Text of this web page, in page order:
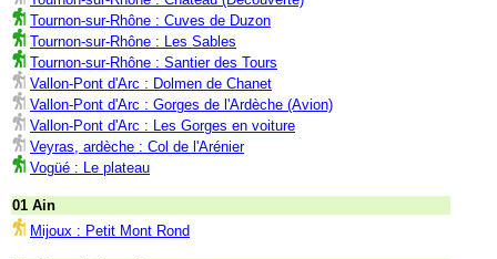
Tournon-sur-Rhône : Cuves de Duzon
Tournon-sur-Rhône : Les Sables
Tournon-sur-Rhône : Santier des Tours
Vallon-Pont d'Arc : Dolmen de Chanet
Vallon-Pont d'Arc : Gorges de l'Ardèche (Avion)
Vallon-Pont d'Arc : Les Gorges en voiture
Veyras, ardèche : Col de l'Arénier
Vogüé : Le plateau
01 Ain
Mijoux : Petit Mont Rond